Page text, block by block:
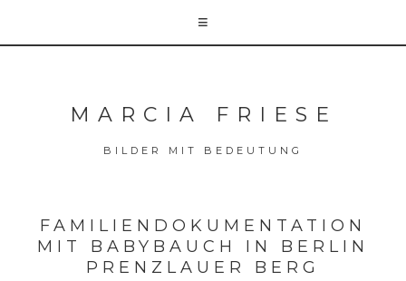
MARCIA FRIESE
BILDER MIT BEDEUTUNG
FAMILIENDOKUMENTATION
MIT BABYBAUCH IN BERLIN
PRENZLAUER BERG